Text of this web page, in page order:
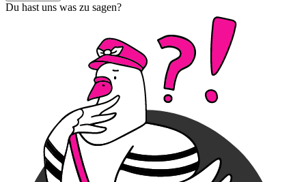
Du hast uns was zu sagen?